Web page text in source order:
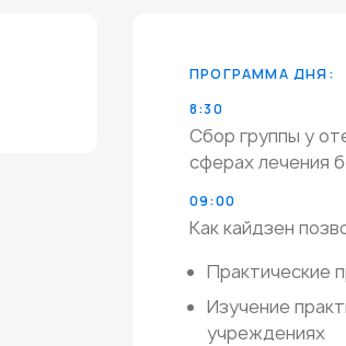
ПРОГРАММА ДНЯ:
8:30
Сбор группы у
сферах лечения
09:00
Как кайдзен
Практические
Изучение
учреждениях